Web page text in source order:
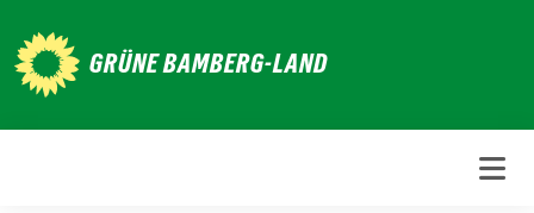
zum
Inhalt
GRÜNE BAMBERG-LAND